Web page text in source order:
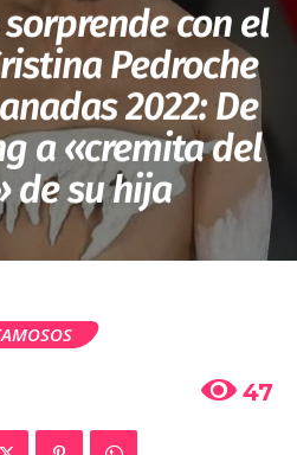
con el
Pedroche
2022: De
a «cremita del
de su hija
47